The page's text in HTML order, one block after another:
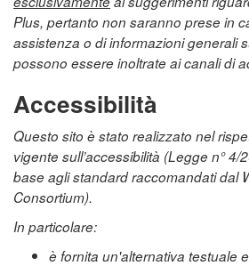
Plus, pertanto non saranno prese in
assistenza o di informazioni generali
possono essere inoltrate ai canali di
Accessibilità
Questo sito è stato realizzato nel
vigente sull’accessibilità (Legge n° 4/
base agli standard raccomandati dal
Consortium).
In particolare:
è fornita un'alternativa testuale